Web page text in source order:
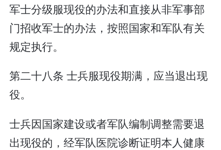
军士分级服现役的办法和直接从非军事部
门招收军士的办法，按照国家和军队有关
规定执行。
第二十八条 士兵服现役期满，应当退出现
役。
士兵因国家建设或者军队编制调整需要退
出现役的，经军队医院诊断证明本人健康